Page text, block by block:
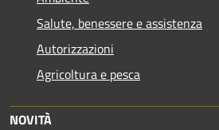
Salute, benessere e assistenza
Autorizzazioni
Agricoltura e pesca
NOVITÀ